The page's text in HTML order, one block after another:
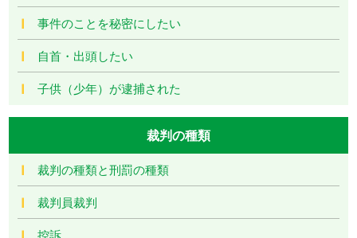
事件のことを秘密にしたい
自首・出頭したい
子供（少年）が逮捕された
裁判の種類
裁判の種類と刑罰の種類
裁判員裁判